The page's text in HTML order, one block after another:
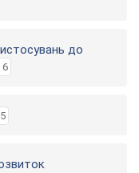
до
6